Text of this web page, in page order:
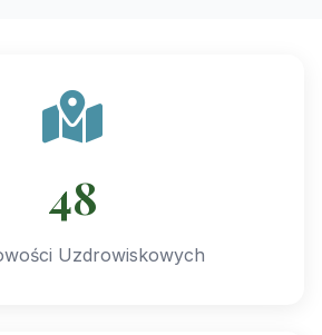
48
Uzdrowiskowych